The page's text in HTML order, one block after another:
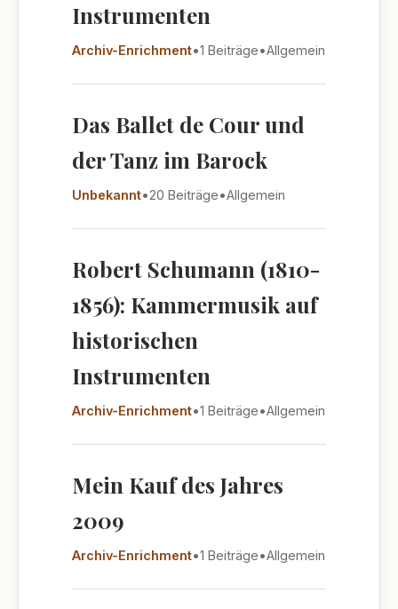
Instrumenten
Archiv-Enrichment•1 Beiträge•Allgemein
Das Ballet de Cour und
der Tanz im Barock
Unbekannt•20 Beiträge•Allgemein
Robert Schumann (1810-
1856): Kammermusik auf
historischen
Instrumenten
Archiv-Enrichment•1 Beiträge•Allgemein
Mein Kauf des Jahres
2009
Archiv-Enrichment•1 Beiträge•Allgemein